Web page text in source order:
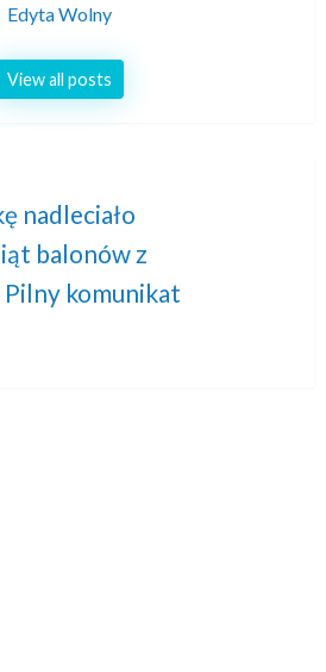
Edyta Wolny
View all posts
nadleciało
balonów z
Pilny komunikat